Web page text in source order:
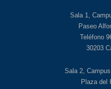
Sala 1,
Paseo
Teléfono
30203
Sala 2,
Plaza del